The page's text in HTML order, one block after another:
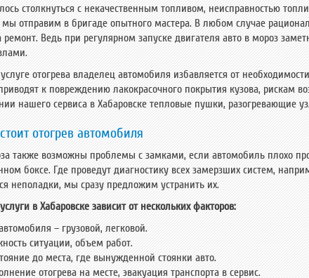
Контакты
столкнуться с некачественным топливом, неисправностью
мы отправим в бригаде опытного мастера. В любом случае
ремонт. Ведь при регулярном запуске двигателя авто в мороз
отогрева владелец автомобиля избавляется от
к повреждению лакокрасочного покрытия кузова, рискам
нашего сервиса в Хабаровске тепловые пушки, разогревающие
отогрев автомобиля
также возможны проблемы с замками, если автомобиль плохо
боксе. Где проведут диагностику всех замерзших систем,
неполадки, мы сразу предложим устранить их.
в Хабаровске зависит от нескольких факторов:
– грузовой, легковой.
ситуации, объем работ.
до места, где вынужденной стоянки авто.
отогрева на месте, эвакуация транспорта в сервис.